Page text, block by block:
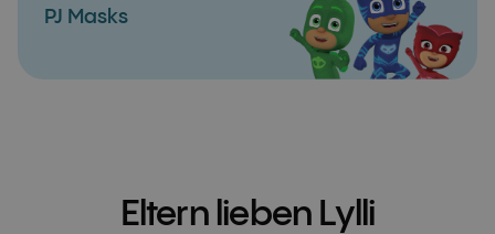
PJ Masks
Eltern lieben Lylli